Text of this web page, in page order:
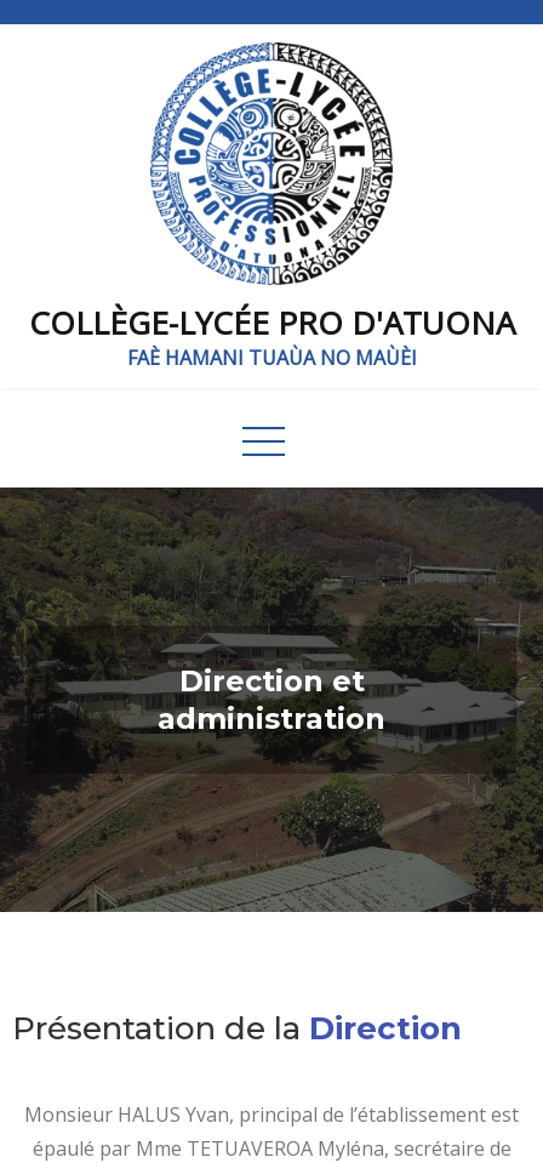
COLLÈGE-LYCÉE PRO D'ATUONA
FAÈ HAMANI TUAÙA NO MAÙÈI
Direction et
administration
Présentation de la Direction
Monsieur HALUS Yvan, principal de l’établissement est
épaulé par Mme TETUAVEROA Myléna, secrétaire de